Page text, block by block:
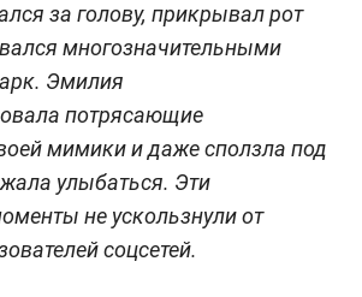
за голову, прикрывал рот
многозначительными
Эмилия
потрясающие
мимики и даже сползла под
улыбаться. Эти
не ускользнули от
соцсетей.